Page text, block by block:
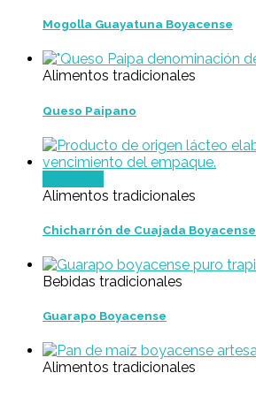
Mogolla Guayatuna Boyacense
Alimentos tradicionales
Queso Paipano
Alimentos tradicionales
Chicharrón de Cuajada Boyacense
Bebidas tradicionales
Guarapo Boyacense
Alimentos tradicionales